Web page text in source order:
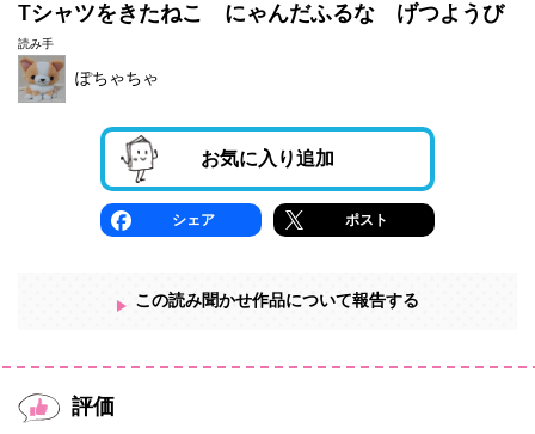
Tシャツをきたねこ にゃんだふるな げつようび
読み手
ぽちゃちゃ
お気に入り追加
シェア ポスト
この読み聞かせ作品について報告する
評価